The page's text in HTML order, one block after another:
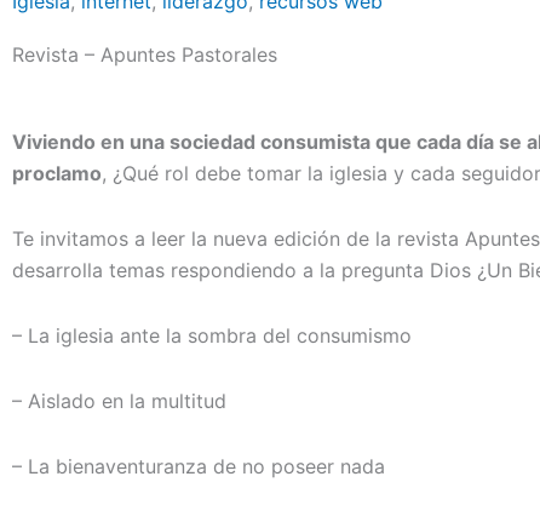
Revista – Apuntes Pastorales
Viviendo en una sociedad consumista que cada día se
proclamo, ¿Qué rol debe tomar la iglesia y cada
Te invitamos a leer la nueva edición de la revista
desarrolla temas respondiendo a la pregunta Dios ¿Un
– La iglesia ante la sombra del consumismo
– Aislado en la multitud
– La bienaventuranza de no poseer nada